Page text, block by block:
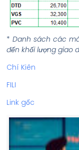
* Danh sách các
đến khối lượng giao
Chí Kiên
FILI
Link gốc